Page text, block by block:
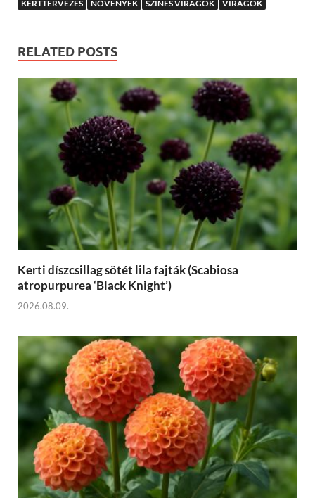
KERTTERVEZÉS
NÖVÉNYEK SZÍNES VIRÁGOK VIRÁGOK
RELATED POSTS
Kerti díszcsillag sötét lila fajták (Scabiosa
atropurpurea ‘Black Knight’)
2026.08.09.